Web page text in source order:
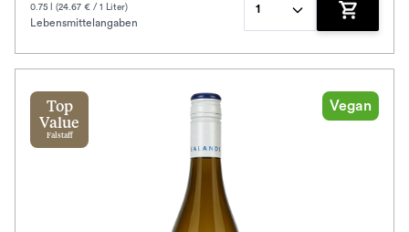
0.75 l (24.67 € / 1 Liter)
Lebensmittelangaben
1
Zum
Top
Value
Falstaff
Vegan